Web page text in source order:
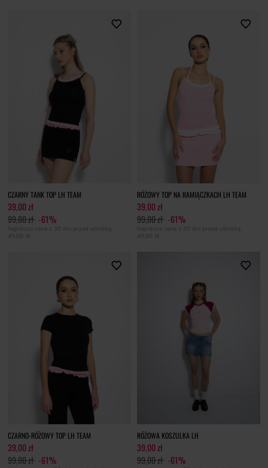
CZARNY TANK TOP LH TEAM
39,00 zł
99,00 zł -61%
Najniższa cena z 30 dni przed obniżką
49,00 zł
RÓŻOWY TOP NA RAMIĄCZKACH LH TEAM
39,00 zł
99,00 zł -61%
Najniższa cena z 30 dni przed obniżką
49,00 zł
CZARNO-RÓŻOWY TOP LH TEAM
39,00 zł
99,00 zł -61%
RÓŻOWA KOSZULKA LH
39,00 zł
99,00 zł -61%